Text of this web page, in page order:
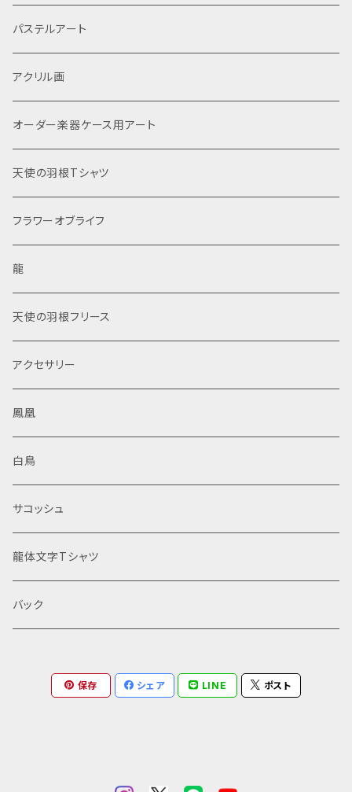
パステルアート
アクリル画
オーダー楽器ケース用アート
天使の羽根Tシャツ
フラワーオブライフ
龍
天使の羽根フリース
アクセサリー
鳳凰
白鳥
サコッシュ
龍体文字Tシャツ
バック
保存 シェア LINE ポスト